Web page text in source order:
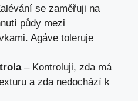
se zaměřuji na
půdy mezi
Agáve toleruje
– Kontroluji, zda má
a zda nedochází k